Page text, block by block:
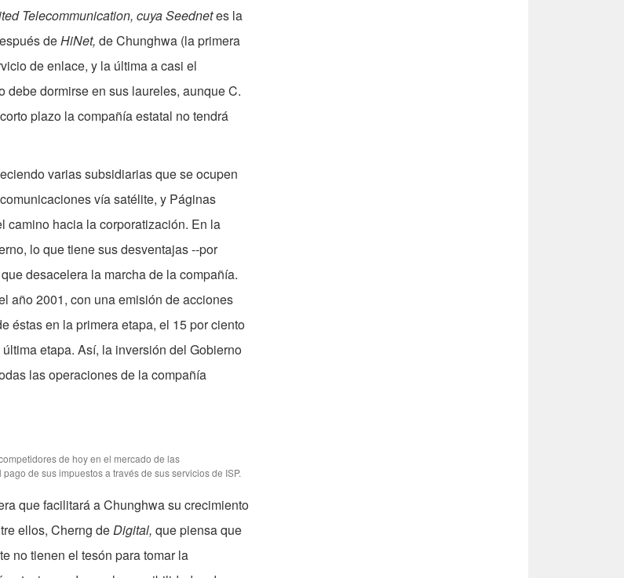
Telecommunication, cuya Seednetes la
deHiNet, de Chunghwa (la primera
de enlace, y la última a casi el
dormirse en sus laureles, aunque C.
plazo la compañía estatal no tendrá
varias subsidiarias que se ocupen
vía satélite, y Páginas
camino hacia la corporatización. En la
lo que tiene sus desventajas --por
desacelera la marcha de la compañía.
año 2001, con una emisión de acciones
éstas en la primera etapa, el 15 por ciento
etapa. Así, la inversión del Gobierno
las operaciones de la compañía
de hoy en el mercado de las
de sus impuestos a través de sus servicios de ISP.
que facilitará a Chunghwa su crecimiento
ellos, Cherng deDigital, que piensa que
no tienen el tesón para tomar la